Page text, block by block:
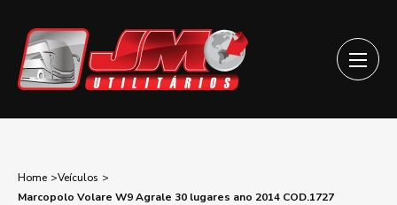
Home
Veículos
Marcopolo Volare W9 Agrale 30 lugares ano 2014 COD.1727